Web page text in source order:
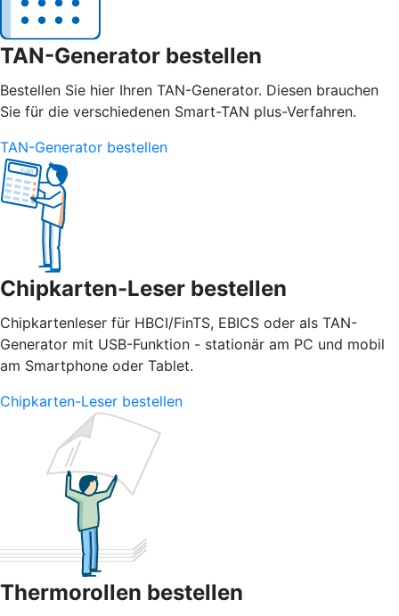
TAN-Generator bestellen
Bestellen Sie hier Ihren TAN-Generator. Diesen brauchen
Sie für die verschiedenen Smart-TAN plus-Verfahren.
TAN-Generator bestellen
Chipkarten-Leser bestellen
Chipkartenleser für HBCI/FinTS, EBICS oder als TAN-
Generator mit USB-Funktion - stationär am PC und mobil
am Smartphone oder Tablet.
Chipkarten-Leser bestellen
Thermorollen bestellen